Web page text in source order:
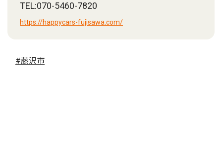
TEL:070-5460-7820
https://happycars-fujisawa.com/
#藤沢市